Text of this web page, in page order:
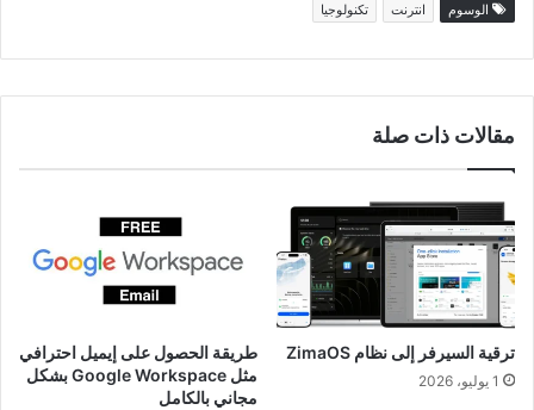
الوسوم انترنت تكنولوجيا
مقالات ذات صلة
ترقية السيرفر إلى نظام ZimaOS
1 يوليو، 2026
طريقة الحصول على إيميل احترافي
مثل Google Workspace بشكل
مجاني بالكامل